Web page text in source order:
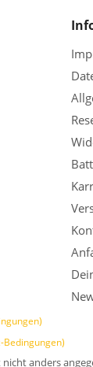
Bedingungen)
anders